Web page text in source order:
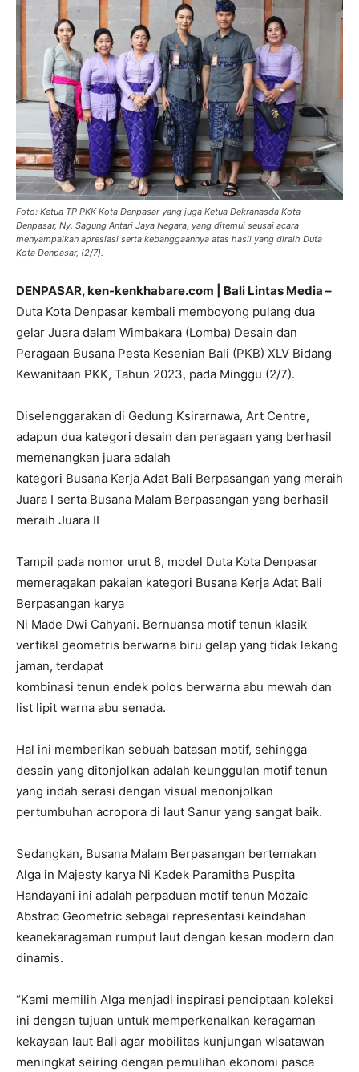
Foto: Ketua TP PKK Kota Denpasar yang juga Ketua Dekranasda Kota
Denpasar, Ny. Sagung Antari Jaya Negara, yang ditemui seusai acara
menyampaikan apresiasi serta kebanggaannya atas hasil yang diraih Duta
Kota Denpasar, (2/7).
DENPASAR, ken-kenkhabare.com | Bali Lintas Media –
Duta Kota Denpasar kembali memboyong pulang dua
gelar Juara dalam Wimbakara (Lomba) Desain dan
Peragaan Busana Pesta Kesenian Bali (PKB) XLV Bidang
Kewanitaan PKK, Tahun 2023, pada Minggu (2/7).
Diselenggarakan di Gedung Ksirarnawa, Art Centre,
adapun dua kategori desain dan peragaan yang berhasil
memenangkan juara adalah
kategori Busana Kerja Adat Bali Berpasangan yang meraih
Juara I serta Busana Malam Berpasangan yang berhasil
meraih Juara II
Tampil pada nomor urut 8, model Duta Kota Denpasar
memeragakan pakaian kategori Busana Kerja Adat Bali
Berpasangan karya
Ni Made Dwi Cahyani. Bernuansa motif tenun klasik
vertikal geometris berwarna biru gelap yang tidak lekang
jaman, terdapat
kombinasi tenun endek polos berwarna abu mewah dan
list lipit warna abu senada.
Hal ini memberikan sebuah batasan motif, sehingga
desain yang ditonjolkan adalah keunggulan motif tenun
yang indah serasi dengan visual menonjolkan
pertumbuhan acropora di laut Sanur yang sangat baik.
Sedangkan, Busana Malam Berpasangan bertemakan
Alga in Majesty karya Ni Kadek Paramitha Puspita
Handayani ini adalah perpaduan motif tenun Mozaic
Abstrac Geometric sebagai representasi keindahan
keanekaragaman rumput laut dengan kesan modern dan
dinamis.
“Kami memilih Alga menjadi inspirasi penciptaan koleksi
ini dengan tujuan untuk memperkenalkan keragaman
kekayaan laut Bali agar mobilitas kunjungan wisatawan
meningkat seiring dengan pemulihan ekonomi pasca